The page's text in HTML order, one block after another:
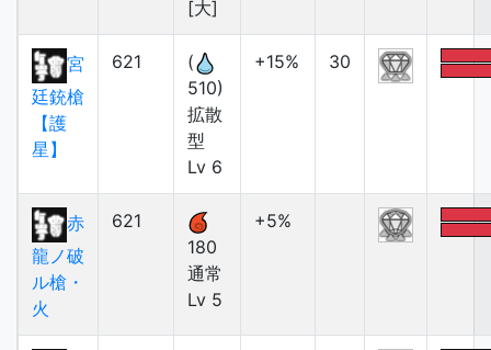
[大]
宮
廷銃槍
【護
星】
621
(
510)
拡散
型
Lv 6
+15% 30
赤
龍ノ破
ル槍・
火
621
180
通常
Lv 5
+5%